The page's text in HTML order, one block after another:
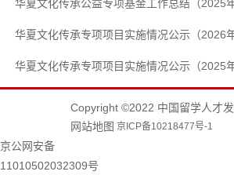
华夏文化传承公益专项基金工作总结（2025年
华夏文化传承专项项目实施情况公示（2026
华夏文化传承专项项目实施情况公示（2025
Copyright ©2022 中国留学人才
网站地图 京ICP备10218477号-1
京公网安备
11010502032309号